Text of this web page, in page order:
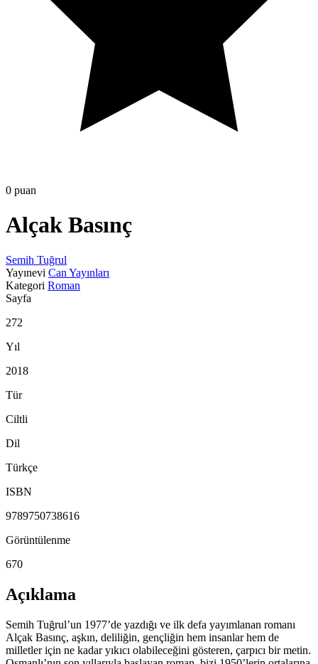
0 puan
Alçak Basınç
Semih Tuğrul
Yayınevi Can Yayınları
Kategori Roman
Sayfa
272
Yıl
2018
Tür
Ciltli
Dil
Türkçe
ISBN
9789750738616
Görüntülenme
670
Açıklama
Semih Tuğrul’un 1977’de yazdığı ve ilk defa yayımlanan romanı
Alçak Basınç, aşkın, deliliğin, gençliğin hem insanlar hem de
milletler için ne kadar yıkıcı olabileceğini gösteren, çarpıcı bir metin.